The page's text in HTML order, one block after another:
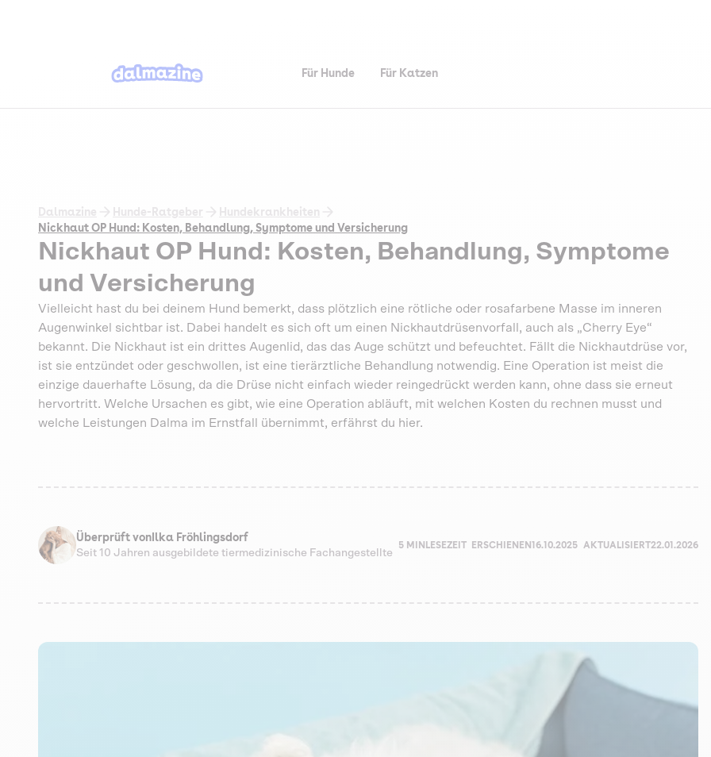
Für Hunde Für Katzen
Dalmazine Hunde-Ratgeber
Hundekrankheiten
Nickhaut OP Hund: Kosten, Behandlung, Symptome und Versicherung
Nickhaut OP Hund: Kosten, Behandlung, Symptome
und Versicherung
Vielleicht hast du bei deinem Hund bemerkt, dass plötzlich eine rötliche oder rosafarbene Masse im inneren
Augenwinkel sichtbar ist. Dabei handelt es sich oft um einen Nickhautdrüsenvorfall, auch als „Cherry Eye“
bekannt. Die Nickhaut ist ein drittes Augenlid, das das Auge schützt und befeuchtet. Fällt die Nickhautdrüse vor,
ist sie entzündet oder geschwollen, ist eine tierärztliche Behandlung notwendig. Eine Operation ist meist die
einzige dauerhafte Lösung, da die Drüse nicht einfach wieder reingedrückt werden kann, ohne dass sie erneut
hervortritt. Welche Ursachen es gibt, wie eine Operation abläuft, mit welchen Kosten du rechnen musst und
welche Leistungen Dalma im Ernstfall übernimmt, erfährst du hier.
Überprüft von Ilka Fröhlingsdorf
Seit 10 Jahren ausgebildete tiermedizinische Fachangestellte
5 MIN LESEZEIT ERSCHIENEN16.10.2025 AKTUALISIERT22.01.2026